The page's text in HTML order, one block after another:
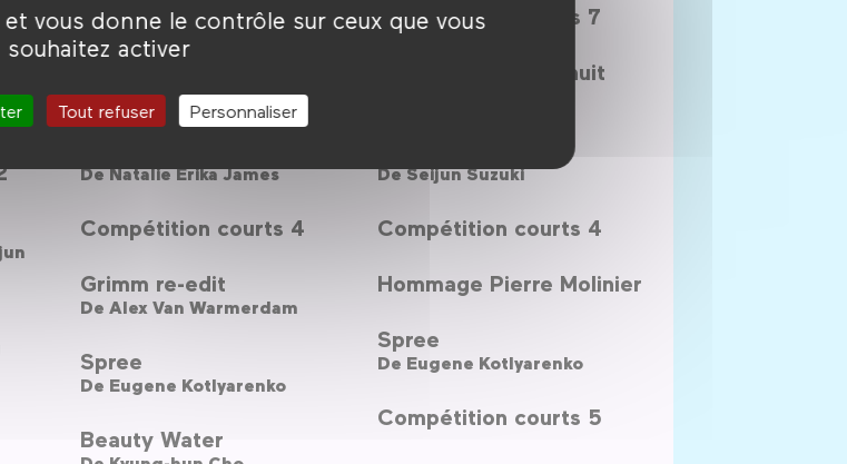
vous donne le contrôle sur ceux que vous
souhaitez activer
Tout refuser Personnaliser
Hunted
De Vincent Paronnaud
Compétition courts 6
DeNatalie Erika James
Compétition courts 4
Grimm re-edit
De Alex Van Warmerdam
Spree
De Eugene Kotlyarenko
Beauty Water
Compétition courts 7
Il n'y aura plus de nuit
DeSeijun Suzuki
Compétition courts 4
Hommage Pierre Molinier
Spree
De Eugene Kotlyarenko
Compétition courts 5